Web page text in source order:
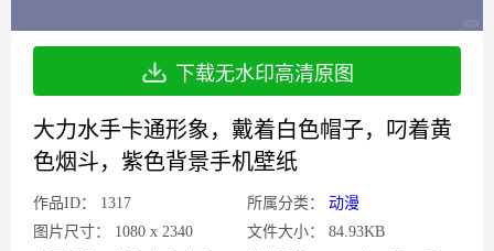
下载无水印高清原图
大力水手卡通形象，戴着白色帽子，叼着黄
色烟斗，紫色背景手机壁纸
作品ID： 1317 所属分类：
动漫
图片尺寸：
1080 x 2340 文件大小：
84.93KB